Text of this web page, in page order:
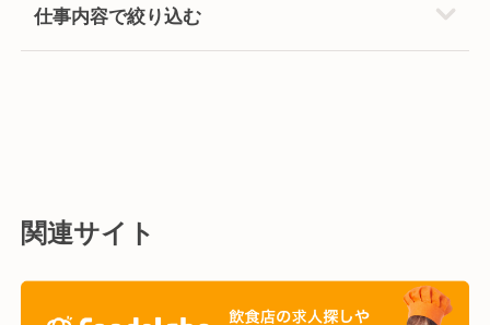
仕事内容で絞り込む
関連サイト